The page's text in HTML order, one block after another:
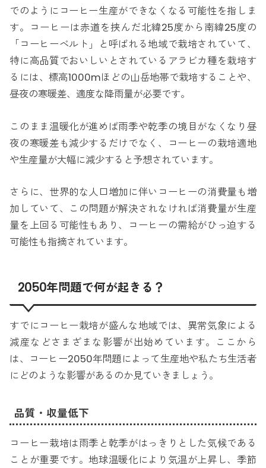
でのようにコーヒー生産ができなくなる可能性を指しま
す。コーヒーは赤道を挟んだ北緯25度から南緯25度の
「コーヒーベルト」と呼ばれる地域で栽培されていて、
特に高品質でおいしいとされているアラビカ種を栽培す
るには、標高1000mほどの山岳地帯で栽培することや、
昼夜の寒暖差、適度な降雨量が必要です。
このまま温暖化が進めば雨季や乾季の境目がなくなり昼
夜の寒暖差も減少するだけでなく、コーヒーの栽培適地
や生産量が大幅に減少すると予想されています。
さらに、世界的な人口増加に伴いコーヒーの消費量も増
加していて、この問題が解決されなければ消費量が生産
量を上回る可能性もあり、コーヒーの需給がひっ迫する
可能性も指摘されています。
2050年問題で何が起きる？
すでにコーヒー栽培が盛んな地域では、異常気象による
減産などさまざまな影響が出始めています。ここから
は、コーヒー2050年問題によって生産地や私たち生活者
にどのような影響があるのか見ていきましょう。
品質・収量低下
コーヒー栽培は雨季と乾季がはっきりとした気候である
ことが重要です。地球温暖化により気温が上昇し、季節